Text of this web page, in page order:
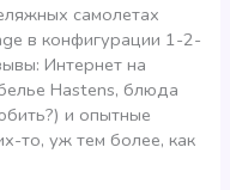
самолетах
в конфигурации 1-2-
Интернет на
Hastens, блюда
и опытные
то, уж тем более, как